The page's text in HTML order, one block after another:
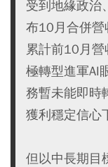
受到地緣政治
布10月合併營
累計前10月
極轉型進軍AI
務暫未能即時
獲利穩定信心
但以中長期目